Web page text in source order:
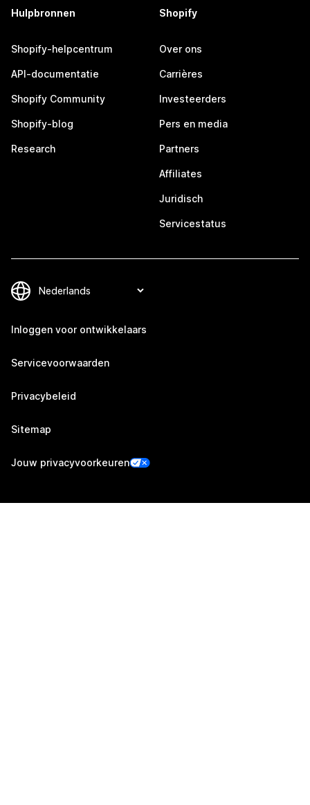
Hulpbronnen
Shopify-helpcentrum
API-documentatie
Shopify Community
Shopify-blog
Research
Shopify
Over ons
Carrières
Investeerders
Pers en media
Partners
Affiliates
Juridisch
Servicestatus
Inloggen voor ontwikkelaars
Servicevoorwaarden
Privacybeleid
Sitemap
Jouw privacyvoorkeuren